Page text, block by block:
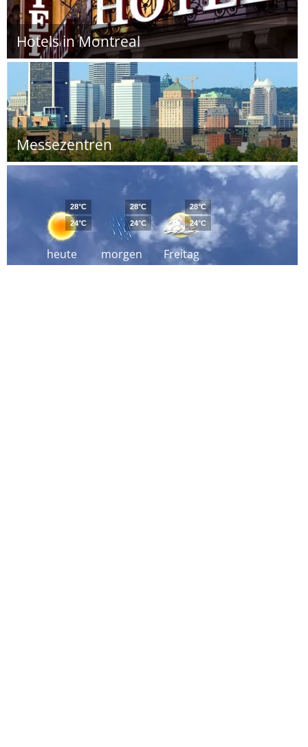
Hotels in Montreal
Messezentren
heute
28°C
24°C
morgen
28°C
24°C
Freitag
28°C
24°C